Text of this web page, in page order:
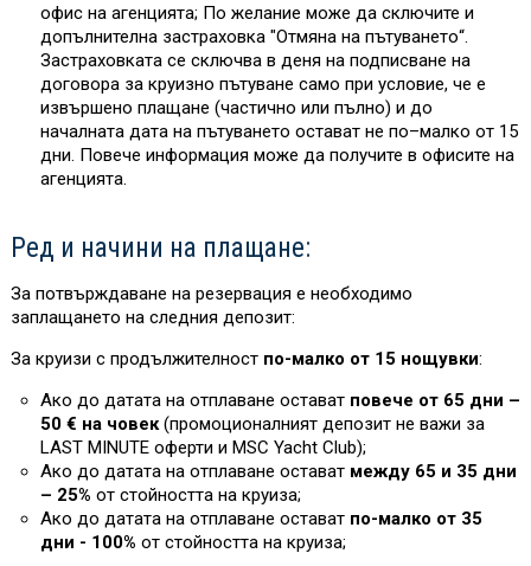
офис на агенцията; По желание може да сключите и
допълнителна застраховка "Отмяна на пътуването“.
Застраховката се сключва в деня на подписване на
договора за круизно пътуване само при условие, че е
извършено плащане (частично или пълно) и до
началната дата на пътуването остават не по–малко от 15
дни. Повече информация може да получите в офисите на
агенцията.
Ред и начини на плащане:
За потвърждаване на резервация е необходимо
заплащането на следния депозит:
За круизи с продължителност по-малко от 15 нощувки:
Ако до датата на отплаване остават повече от 65 дни –
50 € на човек(промоционалният депозит не важи за
LAST MINUTE оферти и MSC Yacht Club);
Ако до датата на отплаване остават между 65 и 35 дни
– 25% от стойността на круиза;
Ако до датата на отплаване остават по-малко от 35
дни - 100% от стойността на круиза;